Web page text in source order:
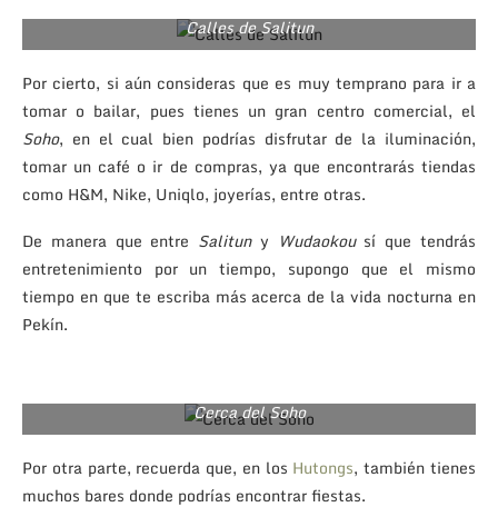
Calles de Salitun
Por cierto, si aún consideras que es muy temprano para ir a
tomar o bailar, pues tienes un gran centro comercial, el
Soho, en el cual bien podrías disfrutar de la iluminación,
tomar un café o ir de compras, ya que encontrarás tiendas
como H&M, Nike, Uniqlo, joyerías, entre otras.
De manera que entre Salituny Wudaokousí que tendrás
entretenimiento por un tiempo, supongo que el mismo
tiempo en que te escriba más acerca de la vida nocturna en
Pekín.
Cerca del Soho
Por otra parte, recuerda que, en los Hutongs, también tienes
muchos bares donde podrías encontrar fiestas.